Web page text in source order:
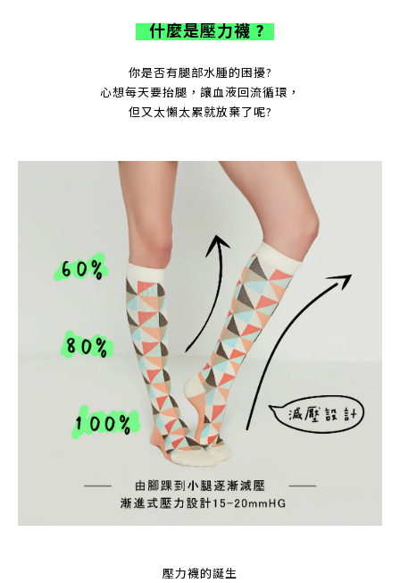
什麼是壓力襪 ?
你是否有腿部水腫的困擾?
心想每天要抬腿，讓血液回流循環，
但又太懶太累就放棄了呢?
壓力襪的誕生